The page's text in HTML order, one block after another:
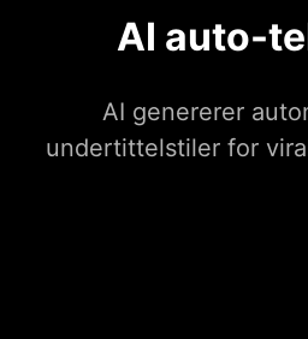
AI auto-
AI genererer
undertittelstiler for